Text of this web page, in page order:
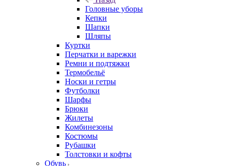
Головные уборы
Кепки
Шапки
Шляпы
Куртки
Перчатки и варежки
Ремни и подтяжки
Термобельё
Носки и гетры
Футболки
Шарфы
Брюки
Жилеты
Комбинезоны
Костюмы
Рубашки
Толстовки и кофты
Обувь